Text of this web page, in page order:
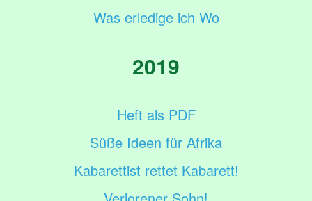
Was erledige ich Wo
2019
Heft als PDF
Süße Ideen für Afrika
Kabarettist rettet Kabarett!